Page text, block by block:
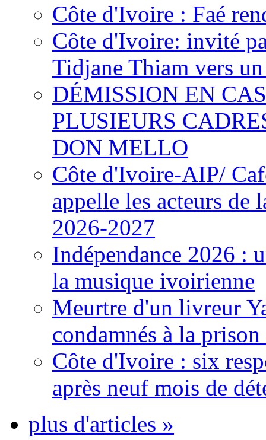
Côte d'Ivoire : Faé
Côte d'Ivoire: invité
Tidjane Thiam vers
DÉMISSION EN
PLUSIEURS
DON MELLO
Côte d'Ivoire-AIP/
appelle les acteurs de
2026-2027
Indépendance 2026 :
la musique ivoirienne
Meurtre d'un livreur
condamnés à la
Côte d'Ivoire : six
après neuf mois de
plus d'articles »